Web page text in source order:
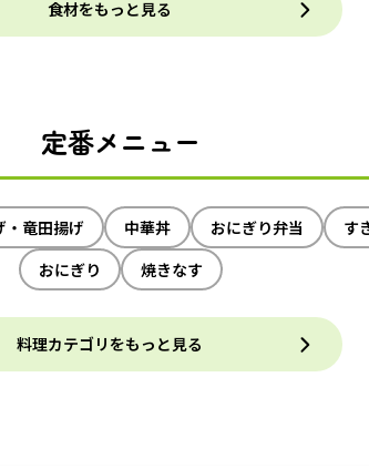
食材をもっと見る
定番メニュー
・竜田揚げ 中華丼 おにぎり弁当
す
おにぎり
焼きなす
料理カテゴリをもっと見る